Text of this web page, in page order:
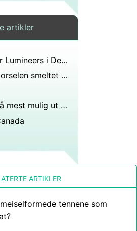
artikler
Betaling Planer for Lumineers i Delaware
Hvor mye for et porselen smeltet til høy edelmetall molar?
Plakett Hvordan få mest mulig ut av
ARTIKLER
tennene som